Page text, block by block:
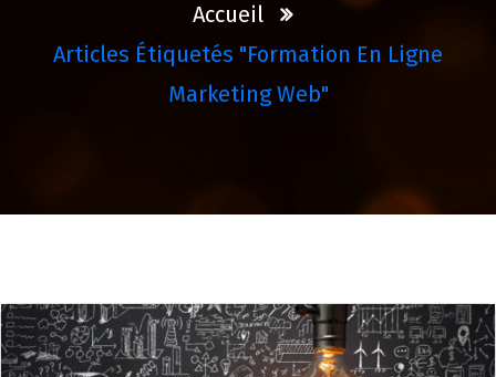
Accueil
Articles Étiquetés "formation En Ligne
Marketing Web"